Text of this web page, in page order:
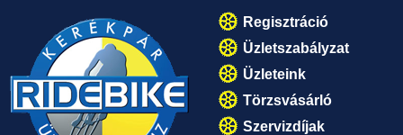
Regisztráció
Üzletszabályzat
Üzleteink
Törzsvásárló
Szervizdíjak